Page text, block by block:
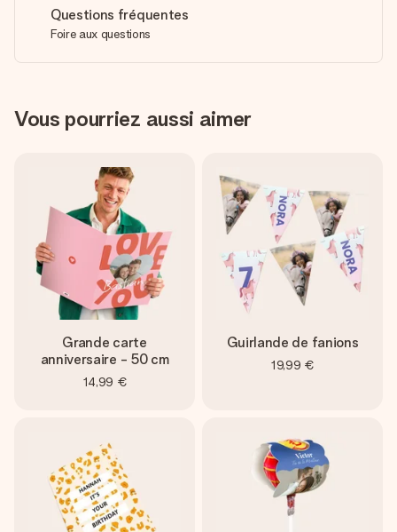
Questions fréquentes
Foire aux questions
Vous pourriez aussi aimer
Grande carte
anniversaire - 50 cm
14,99 €
Guirlande de fanions
19,99 €